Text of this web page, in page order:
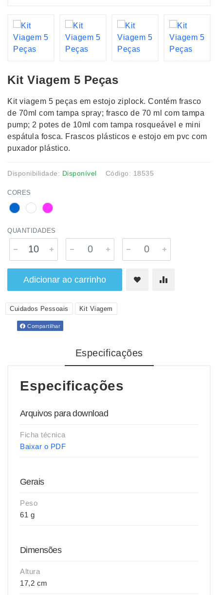
Kit Viagem 5 Peças
Kit viagem 5 peças em estojo ziplock. Contém frasco
de 70ml com tampa spray; frasco de 70 ml com tampa
pump; 2 potes de 10ml com tampa rosqueável e mini
espátula fosca. Frascos plásticos e estojo em pvc com
puxador plástico.
Disponibilidade: Disponível Código: 18535
CORES
QUANTIDADES
Adicionar ao carrinho
Cuidados Pessoais Kit Viagem
Compartilhar
Especificações
Especificações
Arquivos para download
Ficha técnica
Baixar o PDF
Gerais
Peso
61 g
Dimensões
Altura
17,2 cm